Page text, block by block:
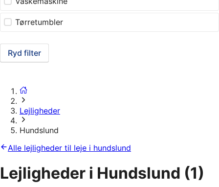
Tørretumbler
Ryd filter
Lejligheder
Hundslund
Alle lejligheder til leje i hundslund
Lejligheder i Hundslund (1)